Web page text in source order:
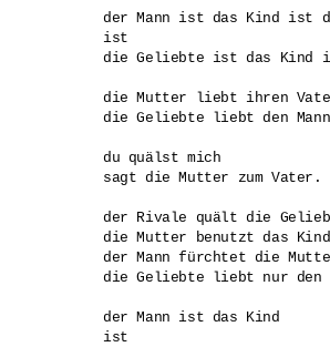
der Mann ist das Kind ist
ist
die Geliebte ist das Kind
die Mutter liebt ihren
die Geliebte liebt den
du quälst mich
sagt die Mutter zum Vater.
der Rivale quält die
die Mutter benutzt das Kind
der Mann fürchtet die
die Geliebte liebt nur den
der Mann ist das Kind
ist